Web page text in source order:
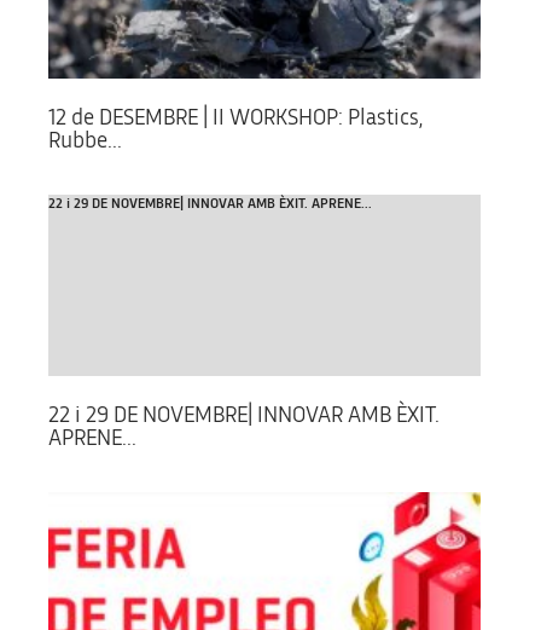
12 de DESEMBRE | II WORKSHOP: Plastics,
Rubbe...
22 i 29 DE NOVEMBRE| INNOVAR AMB ÈXIT. APRENE...
22 i 29 DE NOVEMBRE| INNOVAR AMB ÈXIT.
APRENE...